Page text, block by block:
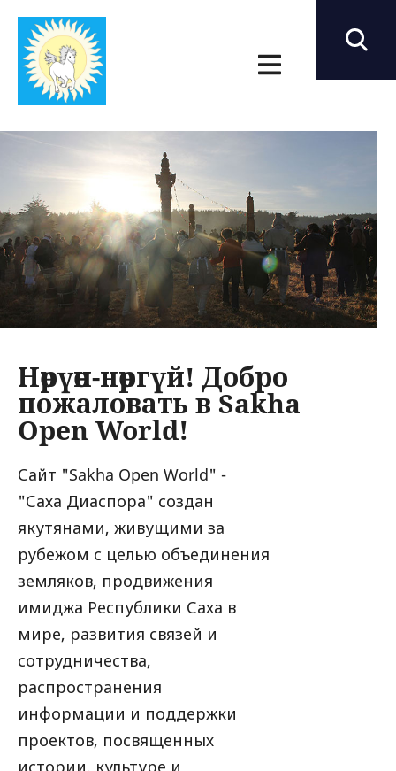
Нөрүөн-нөргүй! Добро
пожаловать в Sakha
Open World!
Сайт "Sakha Open World" -
"Саха Диаспора" создан
якутянами, живущими за
рубежом с целью объединения
земляков, продвижения
имиджа Республики Саха в
мире, развития связей и
сотрудничества,
распространения
информации и поддержки
проектов, посвященных
истории, культуре и